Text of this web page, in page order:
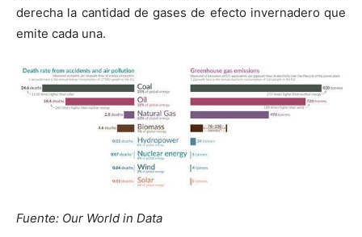
derecha la cantidad de gases de efecto invernadero que
emite cada una.
Fuente: Our World in Data